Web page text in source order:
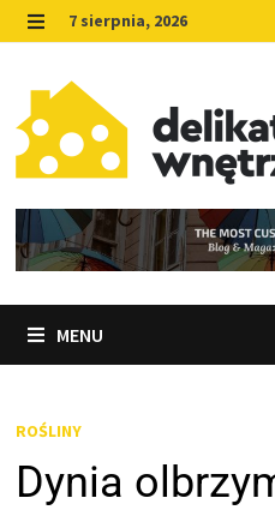
Skip
to
content
MENU
7 sierpnia, 2026
MENU
ROŚLINY
Dynia